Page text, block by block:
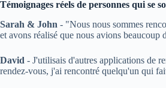
Témoignages réels de personnes qui se
Sarah & John - "Nous nous sommes
et avons réalisé que nous avions
David - J'utilisais d'autres applications de
rendez-vous, j'ai rencontré quelqu'un qui